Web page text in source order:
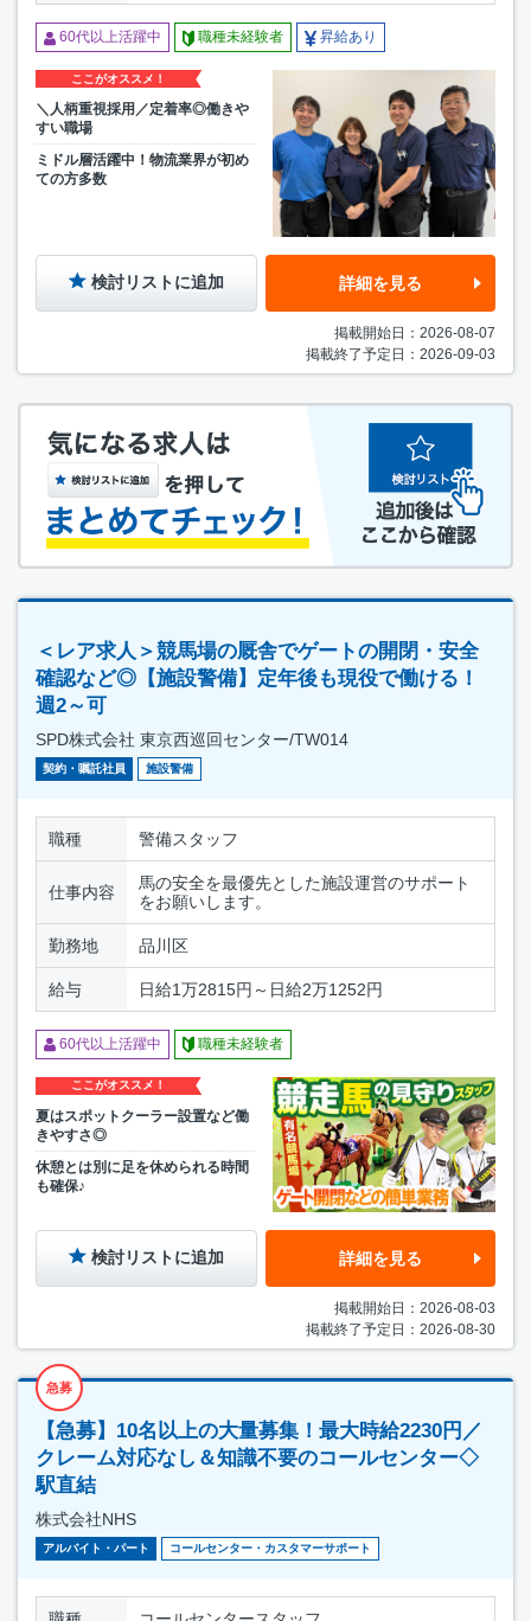
60代以上活躍中 職種未経験者 昇給あり
ここがオススメ！
＼人柄重視採用／定着率◎働きや
すい職場
ミドル層活躍中！物流業界が初め
ての方多数
検討リストに追加 詳細を見る
掲載開始日：2026-08-07
掲載終了予定日：2026-09-03
＜レア求人＞競馬場の厩舎でゲートの開閉・安全
確認など◎【施設警備】定年後も現役で働ける！
週2～可
SPD株式会社 東京西巡回センター/TW014
契約・嘱託社員 施設警備
職種 警備スタッフ
仕事内容
馬の安全を最優先とした施設運営のサポート
をお願いします。
勤務地 品川区
給与 日給1万2815円～日給2万1252円
60代以上活躍中 職種未経験者
ここがオススメ！
夏はスポットクーラー設置など働
きやすさ◎
休憩とは別に足を休められる時間
も確保♪
検討リストに追加 詳細を見る
掲載開始日：2026-08-03
掲載終了予定日：2026-08-30
急募
【急募】10名以上の大量募集！最大時給2230円／
クレーム対応なし＆知識不要のコールセンター◇
駅直結
株式会社NHS
アルバイト・パート コールセンター・カスタマーサポート